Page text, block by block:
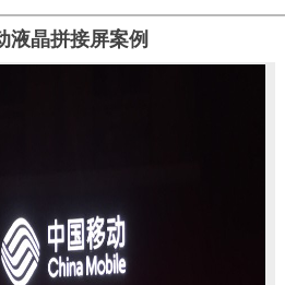
液晶拼接屏案例